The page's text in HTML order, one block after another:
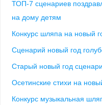
ТОП-7 сценариев
на дому детям
Конкурс шляпа на новый
Сценарий новый год
Старый новый год
Осетинские стихи на
Конкурс музыкальная